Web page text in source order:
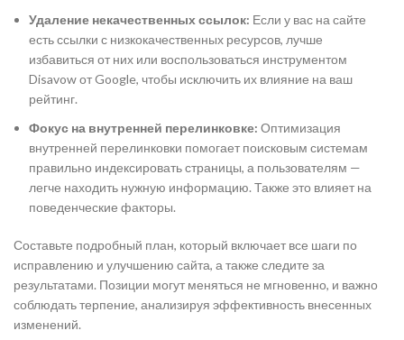
Удаление некачественных ссылок: Если у вас на сайте
есть ссылки с низкокачественных ресурсов, лучше
избавиться от них или воспользоваться инструментом
Disavow от Google, чтобы исключить их влияние на ваш
рейтинг.
Фокус на внутренней перелинковке: Оптимизация
внутренней перелинковки помогает поисковым системам
правильно индексировать страницы, а пользователям —
легче находить нужную информацию. Также это влияет на
поведенческие факторы.
Составьте подробный план, который включает все шаги по
исправлению и улучшению сайта, а также следите за
результатами. Позиции могут меняться не мгновенно, и важно
соблюдать терпение, анализируя эффективность внесенных
изменений.